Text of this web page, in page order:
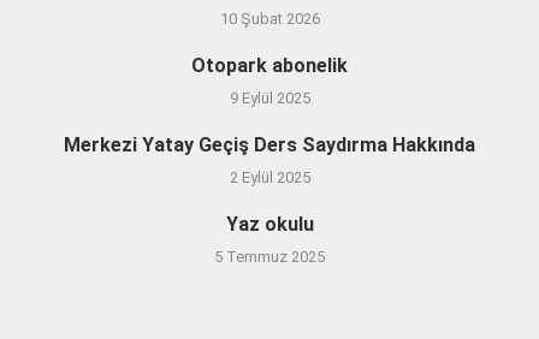
10 Şubat 2026
Otopark abonelik
9 Eylül 2025
Merkezi Yatay Geçiş Ders Saydırma Hakkında
2 Eylül 2025
Yaz okulu
5 Temmuz 2025